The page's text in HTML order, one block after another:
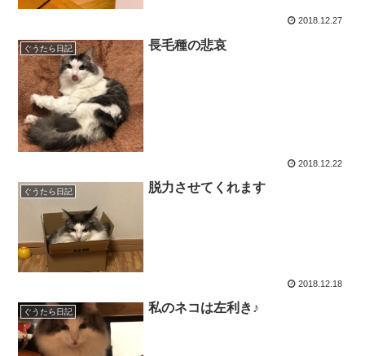
2018.12.27
ぐうたら日記 長毛種の悲哀
2018.12.22
ぐうたら日記 脱力させてくれます
2018.12.18
ぐうたら日記 私のネコは左利き♪